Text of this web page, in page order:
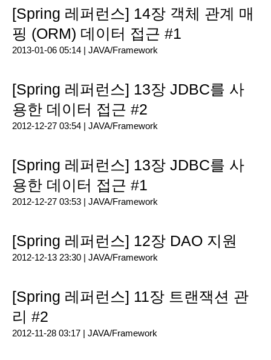
[Spring 레퍼런스] 14장 객체 관계 매
핑 (ORM) 데이터 접근 #1
2013-01-06 05:14 | JAVA/Framework
[Spring 레퍼런스] 13장 JDBC를 사
용한 데이터 접근 #2
2012-12-27 03:54 | JAVA/Framework
[Spring 레퍼런스] 13장 JDBC를 사
용한 데이터 접근 #1
2012-12-27 03:53 | JAVA/Framework
[Spring 레퍼런스] 12장 DAO 지원
2012-12-13 23:30 | JAVA/Framework
[Spring 레퍼런스] 11장 트랜잭션 관
리 #2
2012-11-28 03:17 | JAVA/Framework